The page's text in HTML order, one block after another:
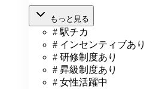
もっと見る
# 駅チカ
# インセンティブあり
# 研修制度あり
# 昇級制度あり
# 女性活躍中